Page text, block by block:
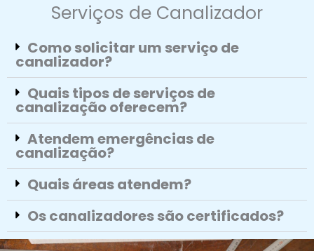
Serviços de Canalizador
Como solicitar um serviço de
canalizador?
Quais tipos de serviços de
canalização oferecem?
Atendem emergências de
canalização?
Quais áreas atendem?
Os canalizadores são certificados?